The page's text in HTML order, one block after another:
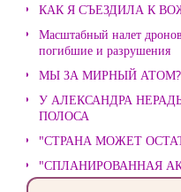
КАК Я СЪЕЗДИЛА К
Масштабный налет
погибшие и разрушения
МЫ ЗА МИРНЫЙ АТОМ?
У АЛЕКСАНДРА
ПОЛОСА
"СТРАНА МОЖЕТ
"СПЛАНИРОВАННАЯ